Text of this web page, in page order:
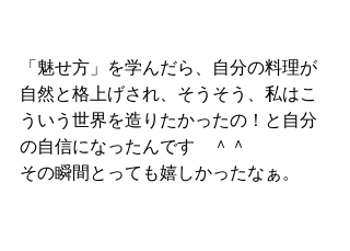
「魅せ方」を学んだら、自分の料理が
自然と格上げされ、そうそう、私はこ
ういう世界を造りたかったの！と自分
の自信になったんです　＾＾
その瞬間とっても嬉しかったなぁ。